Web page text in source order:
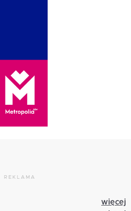
REKLAMA
więcej